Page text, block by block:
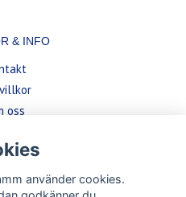
& INFO
oss
använder cookies.